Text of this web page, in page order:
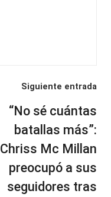
Siguiente entrada
“No sé cuántas
batallas más”:
Chriss Mc Millan
preocupó a sus
seguidores tras